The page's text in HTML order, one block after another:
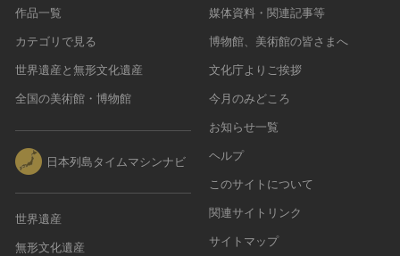
作品一覧
カテゴリで見る
世界遺産と無形文化遺産
全国の美術館・博物館
日本列島タイムマシンナビ
世界遺産
無形文化遺産
媒体資料・関連記事等
博物館、美術館の皆さまへ
文化庁よりご挨拶
今月のみどころ
お知らせ一覧
ヘルプ
このサイトについて
関連サイトリンク
サイトマップ